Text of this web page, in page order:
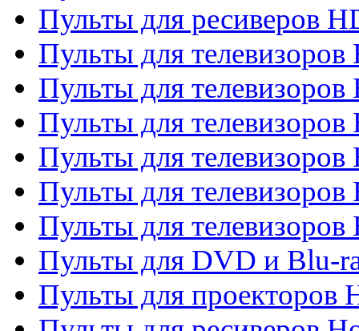
Пульты для ресиверов
Пульты для
Пульты для телевизоров
Пульты для телевизоров
Пульты для телевизоров
Пульты для телевизоров
Пульты для телевизоров
Пульты для DVD и Blu-
Пульты для проекторов